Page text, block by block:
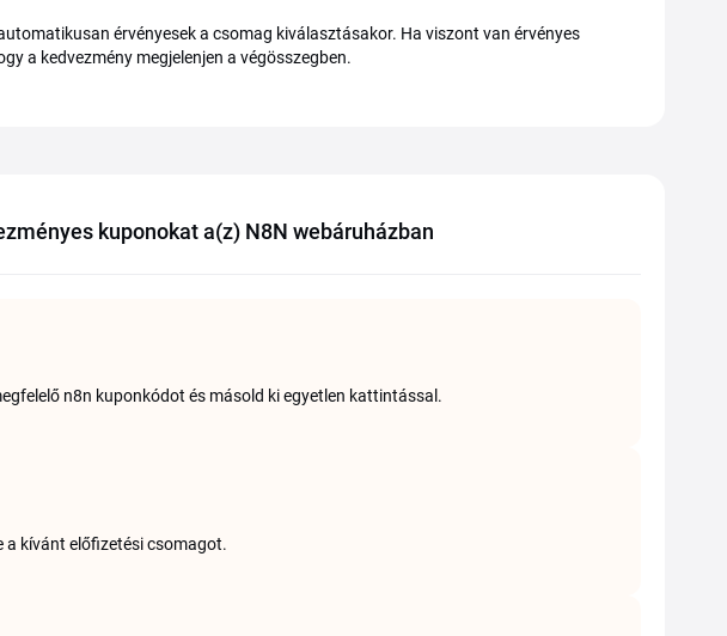
érvényesek a csomag kiválasztásakor. Ha viszont van érvényes
a kedvezmény megjelenjen a végösszegben.
kuponokat a(z) N8N webáruházban
n8n kuponkódot és másold ki egyetlen kattintással.
a kívánt előfizetési csomagot.